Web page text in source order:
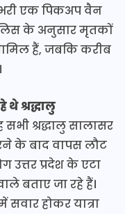
एक पिकअप वैन
के अनुसार मृतकों
हैं, जबकि करीब
थे श्रद्धालु
श्रद्धालु सालासर
के बाद वापस लौट
प्रदेश के एटा
बताए जा रहे हैं।
सवार होकर यात्रा